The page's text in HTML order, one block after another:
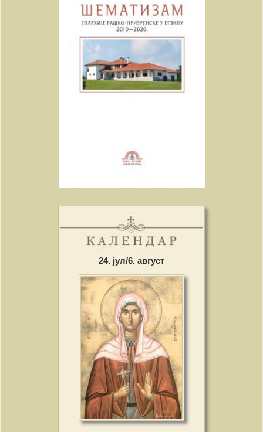
24. јул/6. август